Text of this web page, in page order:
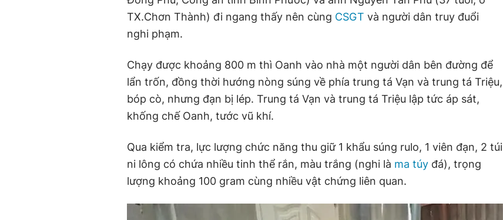
TX.Chơn Thành) đi ngang thấy nên cùng CSGT và người dân truy đuổi
nghi phạm.
Chạy được khoảng 800 m thì Oanh vào nhà một người dân bên đường để
lẩn trốn, đồng thời hướng nòng súng về phía trung tá Vạn và trung tá Triệu,
bóp cò, nhưng đạn bị lép. Trung tá Vạn và trung tá Triệu lập tức áp sát,
khống chế Oanh, tước vũ khí.
Qua kiểm tra, lực lượng chức năng thu giữ 1 khẩu súng rulo, 1 viên đạn, 2 túi
ni lông có chứa nhiều tinh thể rắn, màu trắng (nghi là ma túy đá), trọng
lượng khoảng 100 gram cùng nhiều vật chứng liên quan.